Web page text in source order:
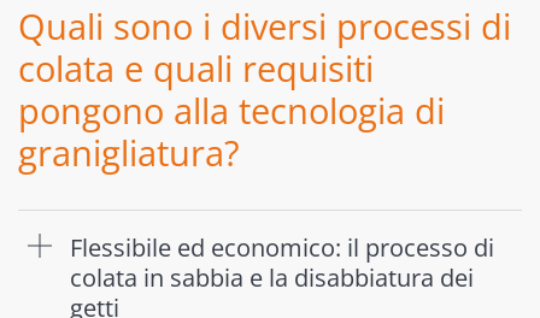
Quali sono i diversi processi di
colata e quali requisiti
pongono alla tecnologia di
granigliatura?
Flessibile ed economico: il processo di
colata in sabbia e la disabbiatura dei
getti